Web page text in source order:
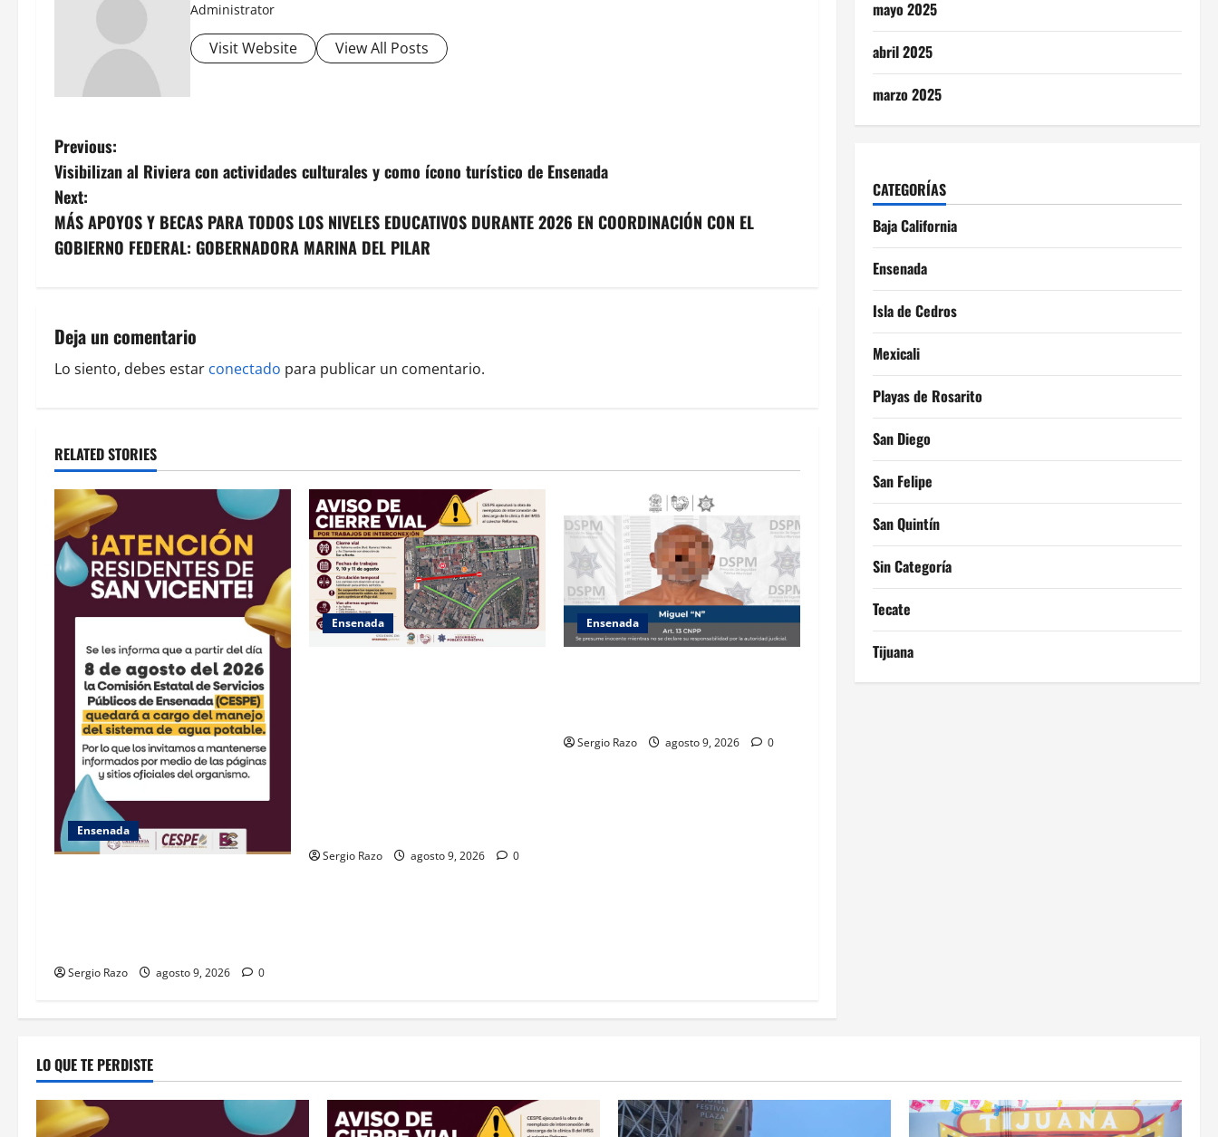
Administrator
Visit Website View All Posts
P
o
s
t
a
v
g
a
t
i
Previous:
Visibilizan al Riviera con actividades culturales y como ícono turístico de Ensenada
Next:
MÁS APOYOS Y BECAS PARA TODOS LOS NIVELES EDUCATIVOS DURANTE 2026 EN COORDINACIÓN CON EL
GOBIERNO FEDERAL: GOBERNADORA MARINA DEL PILAR
Deja un comentario
Lo siento, debes estar conectado para publicar un comentario.
RELATED STORIES
Ensenada
Sergio Razo agosto 9, 2026 0
Ensenada
Sergio Razo agosto 9, 2026 0
Ensenada
Sergio Razo agosto 9, 2026 0
mayo 2025
abril 2025
marzo 2025
CATEGORÍAS
Baja California
Ensenada
Isla de Cedros
Mexicali
Playas de Rosarito
San Diego
San Felipe
San Quintín
Sin Categoría
Tecate
Tijuana
LO QUE TE PERDISTE